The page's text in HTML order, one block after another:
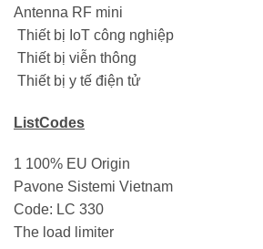
Antenna RF mini
Thiết bị IoT công nghiệp
Thiết bị viễn thông
Thiết bị y tế điện tử
ListCodes
1 100% EU Origin
Pavone Sistemi Vietnam
Code: LC 330
The load limiter